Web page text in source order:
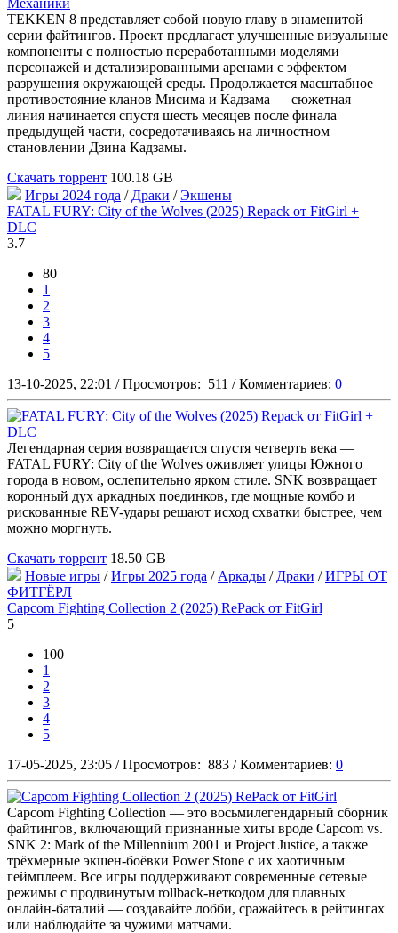
TEKKEN 8 представляет собой новую главу в знаменитой
серии файтингов. Проект предлагает улучшенные визуальные
компоненты с полностью переработанными моделями
персонажей и детализированными аренами с эффектом
разрушения окружающей среды. Продолжается масштабное
противостояние кланов Мисима и Кадзама — сюжетная
линия начинается спустя шесть месяцев после финала
предыдущей части, сосредотачиваясь на личностном
становлении Дзина Кадзамы.
Скачать торрент 100.18 GB
Игры 2024 года / Драки /Экшены
FATAL FURY: City of the Wolves (2025) Repack от FitGirl +
DLC
3.7
80
1
2
3
4
5
13-10-2025, 22:01 / Просмотров: 511 / Комментариев: 0
Легендарная серия возвращается спустя четверть века —
FATAL FURY: City of the Wolves оживляет улицы Южного
города в новом, ослепительно ярком стиле. SNK возвращает
коронный дух аркадных поединков, где мощные комбо и
рискованные REV-удары решают исход схватки быстрее, чем
можно моргнуть.
Скачать торрент 18.50 GB
Новые игры /Игры 2025 года / Аркады / Драки /ИГРЫ ОТ
ФИТГЁРЛ
Capcom Fighting Collection 2 (2025) RePack от FitGirl
5
100
1
2
3
4
5
17-05-2025, 23:05 / Просмотров: 883 / Комментариев: 0
Capcom Fighting Collection — это восьмилегендарный сборник
файтингов, включающий признанные хиты вроде Capcom vs.
SNK 2: Mark of the Millennium 2001 и Project Justice, а также
трёхмерные экшен-боёвки Power Stone с их хаотичным
геймплеем. Все игры поддерживают современные сетевые
режимы с продвинутым rollback-неткодом для плавных
онлайн-баталий — создавайте лобби, сражайтесь в рейтингах
или наблюдайте за чужими матчами.